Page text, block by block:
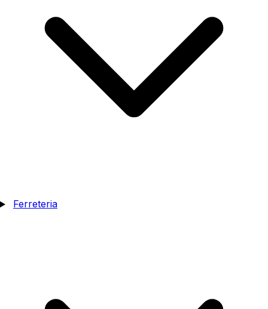
Ferreteria